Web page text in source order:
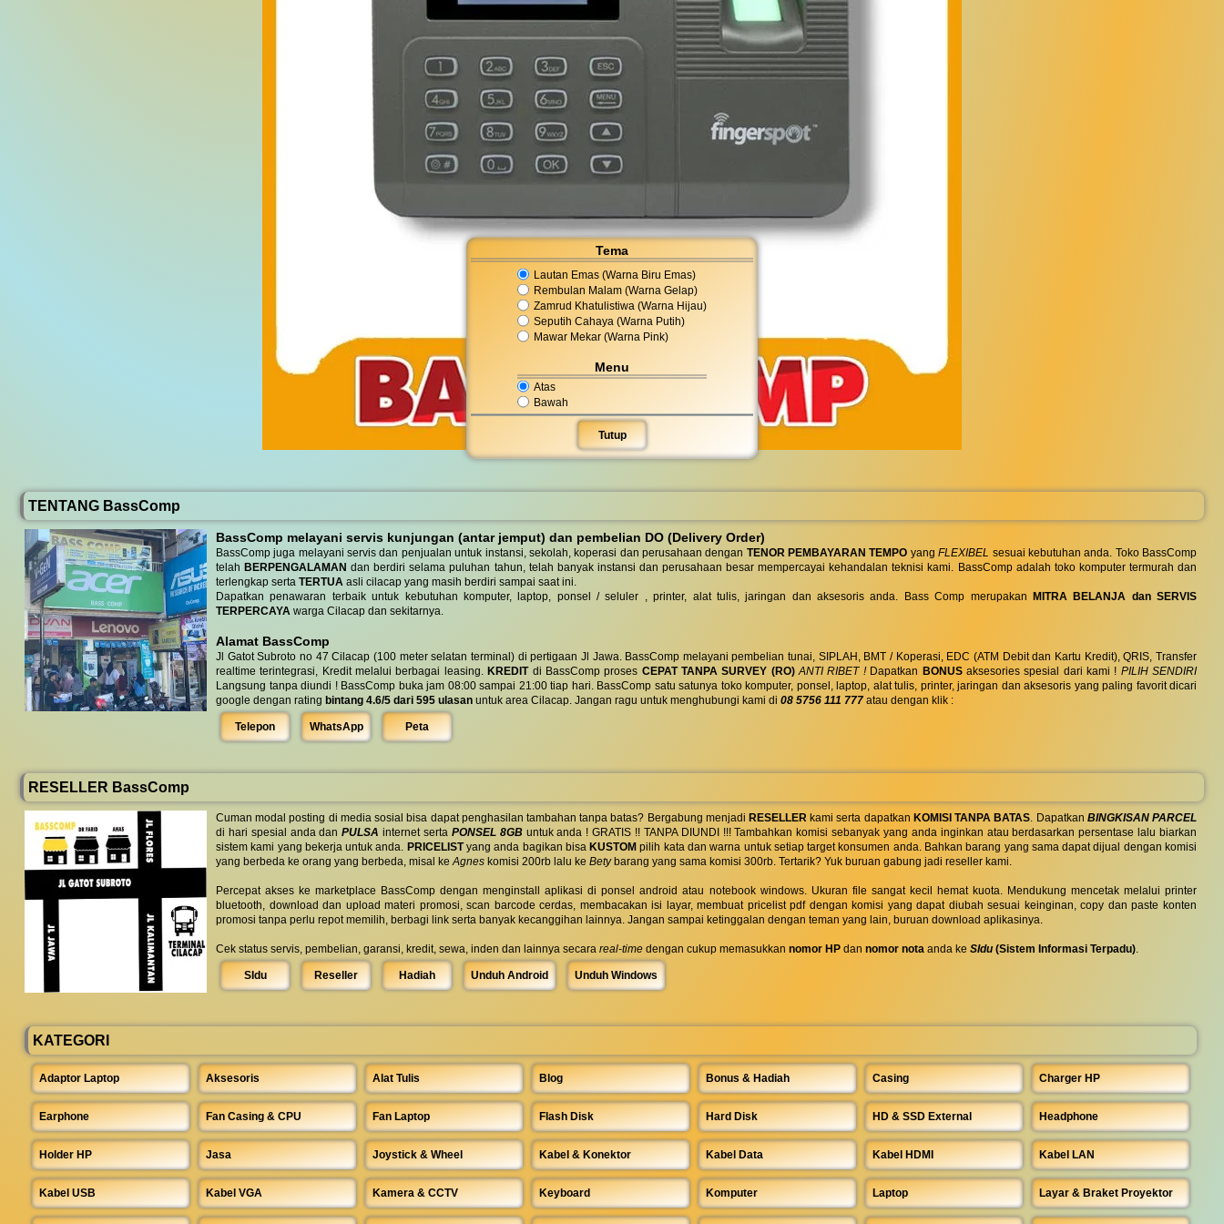
Tema
Lautan Emas (Warna Biru Emas)
Rembulan Malam (Warna Gelap)
Zamrud Khatulistiwa (Warna Hijau)
Seputih Cahaya (Warna Putih)
Mawar Mekar (Warna Pink)
Menu
Atas
Bawah
Tutup
TENTANG BassComp
BassComp melayani servis kunjungan (antar jemput) dan pembelian DO (Delivery Order)
BassComp juga melayani servis dan penjualan untuk instansi, sekolah, koperasi dan perusahaan dengan TENOR PEMBAYARAN TEMPO yangFLEXIBEL sesuai kebutuhan anda. Toko BassComp
telah BERPENGALAMAN dan berdiri selama puluhan tahun, telah banyak instansi dan perusahaan besar mempercayai kehandalan teknisi kami. BassComp adalah toko komputer termurah dan
terlengkap serta TERTUA asli cilacap yang masih berdiri sampai saat ini.
Dapatkan penawaran terbaik untuk kebutuhan komputer, laptop, ponsel / seluler , printer, alat tulis, jaringan dan aksesoris anda. Bass Comp merupakan
MITRA BELANJA dan SERVIS
TERPERCAYA warga Cilacap dan sekitarnya.
Alamat BassComp
Jl Gatot Subroto no 47 Cilacap (100 meter selatan terminal) di pertigaan Jl Jawa. BassComp melayani pembelian tunai, SIPLAH, BMT / Koperasi, EDC (ATM Debit dan Kartu Kredit), QRIS, Transfer
realtime terintegrasi, Kredit melalui berbagai leasing. KREDITdi BassComp proses CEPAT TANPA SURVEY (RO) ANTI RIBET !Dapatkan BONUSaksesories spesial dari kami ! PILIH SENDIRI
Langsung tanpa diundi ! BassComp buka jam 08:00 sampai 21:00 tiap hari. BassComp satu satunya toko komputer, ponsel, laptop, alat tulis, printer, jaringan dan aksesoris yang paling favorit dicari
google dengan rating bintang 4.6/5 dari 595 ulasan untuk area Cilacap. Jangan ragu untuk menghubungi kami di 08 5756 111 777 atau dengan klik :
Telepon WhatsApp Peta
RESELLER BassComp
Cuman modal posting di media sosial bisa dapat penghasilan tambahan tanpa batas? Bergabung menjadi RESELLER kami serta dapatkan KOMISI TANPA BATAS. Dapatkan BINGKISAN PARCEL
di hari spesial anda danPULSA internet serta PONSEL 8GBuntuk anda ! GRATIS !! TANPA DIUNDI !!! Tambahkan komisi sebanyak yang anda inginkan atau berdasarkan persentase lalu biarkan
sistem kami yang bekerja untuk anda. PRICELISTyang anda bagikan bisa KUSTOM pilih kata dan warna untuk setiap target konsumen anda. Bahkan barang yang sama dapat dijual dengan komisi
yang berbeda ke orang yang berbeda, misal keAgnes komisi 200rb lalu ke Betybarang yang sama komisi 300rb. Tertarik? Yuk buruan gabung jadi reseller kami.
Percepat akses ke marketplace BassComp dengan menginstall aplikasi di ponsel android atau notebook windows. Ukuran file sangat kecil hemat kuota. Mendukung mencetak melalui printer
bluetooth, download dan upload materi promosi, scan barcode cerdas, membacakan isi layar, membuat pricelist pdf dengan komisi yang dapat diubah sesuai keinginan, copy dan paste konten
promosi tanpa perlu repot memilih, berbagi link serta banyak kecanggihan lainnya. Jangan sampai ketinggalan dengan teman yang lain, buruan download aplikasinya.
Cek status servis, pembelian, garansi, kredit, sewa, inden dan lainnya secara real-time dengan cukup memasukkan nomor HP dan nomor nota anda ke SIdu (Sistem Informasi Terpadu).
SIdu Reseller Hadiah Unduh Android Unduh Windows
KATEGORI
Adaptor Laptop Aksesoris Alat Tulis Blog Bonus & Hadiah Casing Charger HP
Earphone Fan Casing & CPU Fan Laptop Flash Disk Hard Disk HD & SSD External Headphone
Holder HP Jasa Joystick & Wheel Kabel & Konektor Kabel Data Kabel HDMI Kabel LAN
Kabel USB Kabel VGA Kamera & CCTV Keyboard Komputer Laptop Layar & Braket Proyektor